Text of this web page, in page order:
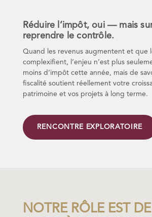
Réduire l’impôt, oui — mais
reprendre le contrôle.
Quand les revenus augmentent et que
complexifient, l’enjeu n’est plus
moins d’impôt cette année, mais de
fiscalité soutient réellement votre
patrimoine et vos projets à long terme.
RENCONTRE EXPLORATOIRE
NOTRE RÔLE EST